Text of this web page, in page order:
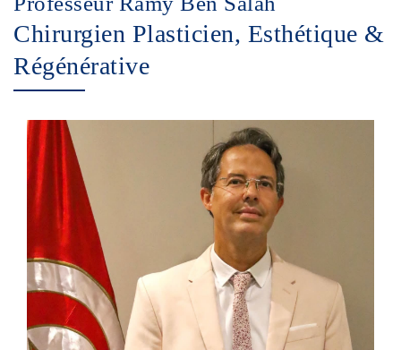
Chirurgien Plasticien, Esthétique &
Régénérative